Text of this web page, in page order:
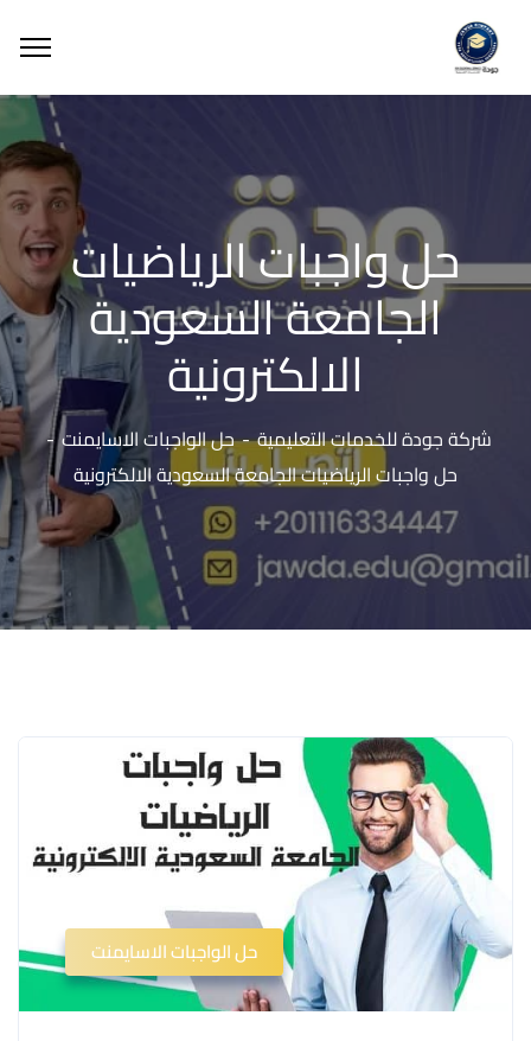
حل واجبات الرياضيات
الجامعة السعودية
الالكترونية
شركة جودة للخدمات التعليمية
حل الواجبات الاسايمنت
حل واجبات الرياضيات الجامعة السعودية الالكترونية
حل الواجبات الاسايمنت